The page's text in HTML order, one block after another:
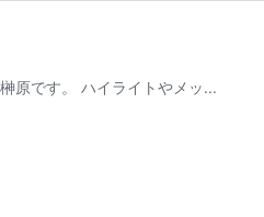
原です。 ハイライトやメッ...